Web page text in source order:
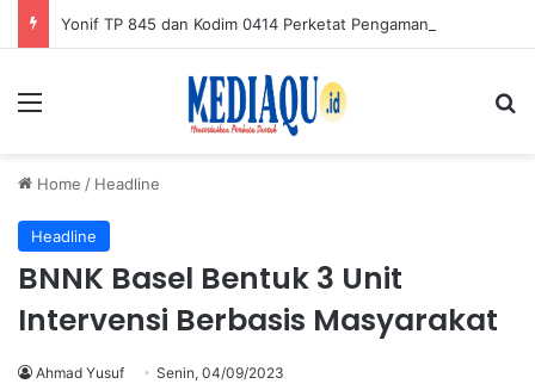
Menu
Home / Headline
Headline
BNNK Basel Bentuk 3 Unit
Intervensi Berbasis Masyarakat
Ahmad Yusuf Senin, 04/09/2023